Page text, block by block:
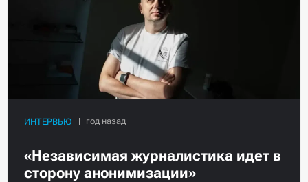
ИНТЕРВЬЮ
«Независимая журналистика идет в
сторону анонимизации»